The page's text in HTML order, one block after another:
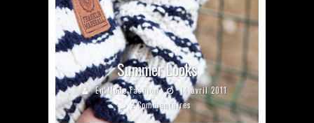
Summer Looks
En Mode Fashion
14 avril 2011
2 Commentaires